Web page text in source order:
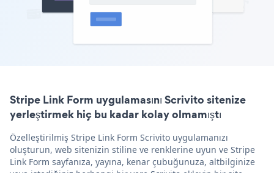
Stripe Link Form uygulamasını Scrivito sitenize
yerleştirmek hiç bu kadar kolay olmamıştı
Özelleştirilmiş Stripe Link Form Scrivito uygulamanızı
oluşturun, web sitenizin stiline ve renklerine uyun ve Stripe
Link Form sayfanıza, yayına, kenar çubuğunuza, altbilginize